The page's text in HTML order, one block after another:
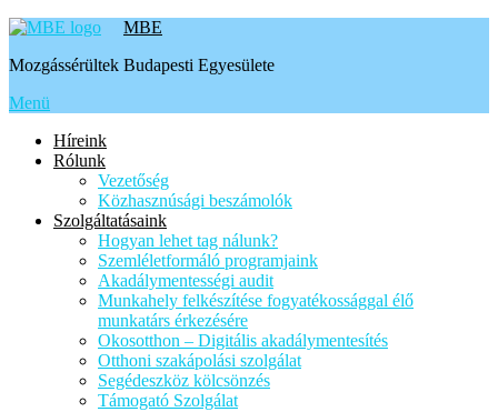
Tovább
tartalomhoz
MBE
Mozgássérültek Budapesti Egyesülete
Menü
Híreink
Rólunk
Vezetőség
Közhasznúsági beszámolók
Szolgáltatásaink
Hogyan lehet tag nálunk?
Szemléletformáló programjaink
Akadálymentességi audit
Munkahely felkészítése fogyatékossággal élő
munkatárs érkezésére
Okosotthon – Digitális akadálymentesítés
Otthoni szakápolási szolgálat
Segédeszköz kölcsönzés
Támogató Szolgálat